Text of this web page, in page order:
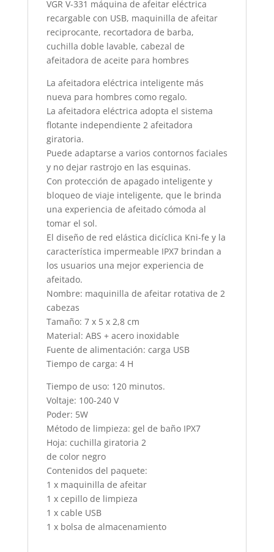
VGR V-331 máquina de afeitar eléctrica
recargable con USB, maquinilla de afeitar
reciprocante, recortadora de barba,
cuchilla doble lavable, cabezal de
afeitadora de aceite para hombres
La afeitadora eléctrica inteligente más
nueva para hombres como regalo.
La afeitadora eléctrica adopta el sistema
flotante independiente 2 afeitadora
giratoria.
Puede adaptarse a varios contornos faciales
y no dejar rastrojo en las esquinas.
Con protección de apagado inteligente y
bloqueo de viaje inteligente, que le brinda
una experiencia de afeitado cómoda al
tomar el sol.
El diseño de red elástica dicíclica Kni-fe y la
característica impermeable IPX7 brindan a
los usuarios una mejor experiencia de
afeitado.
Nombre: maquinilla de afeitar rotativa de 2
cabezas
Tamaño: 7 x 5 x 2,8 cm
Material: ABS + acero inoxidable
Fuente de alimentación: carga USB
Tiempo de carga: 4 H
Tiempo de uso: 120 minutos.
Voltaje: 100-240 V
Poder: 5W
Método de limpieza: gel de baño IPX7
Hoja: cuchilla giratoria 2
de color negro
Contenidos del paquete:
1 x maquinilla de afeitar
1 x cepillo de limpieza
1 x cable USB
1 x bolsa de almacenamiento